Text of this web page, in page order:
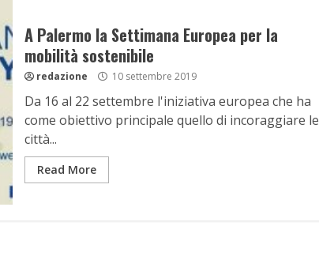
A Palermo la Settimana Europea per la
mobilità sostenibile
redazione 10 settembre 2019
Da 16 al 22 settembre l'iniziativa europea che ha
come obiettivo principale quello di incoraggiare le
città...
Read More